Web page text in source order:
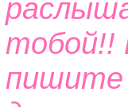
тобой!!